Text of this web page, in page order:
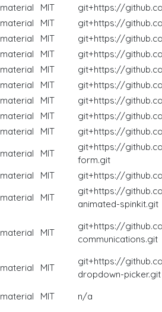
material MIT git+https://
material MIT git+https://
material MIT git+https://
material MIT git+https://
material MIT git+https://
material MIT git+https://
material MIT git+https://
material MIT git+https://
material MIT git+https://
material MIT
git+https://
form.git
material MIT git+https://
material MIT
git+https://
animated-spinkit.git
material MIT
git+https://
communications.git
material MIT
git+https://
dropdown-picker.git
material MIT n/a